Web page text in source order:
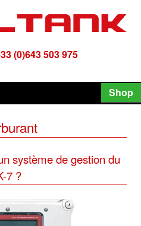
(0)643 503 975
Shop
système de gestion du
7 ?